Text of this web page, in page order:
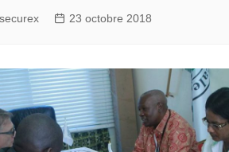
securex 23 octobre 2018